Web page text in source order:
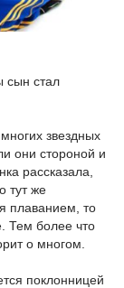
сын стал
звездных
они стороной и
рассказала,
тут же
плаванием, то
Тем более что
о многом.
поклонницей